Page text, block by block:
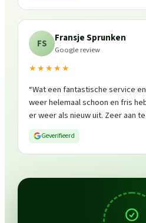
FS Fransje Sprunken
Google review
★★★★★
“Wat een fantastische service
weer helemaal schoon en fris
er weer als nieuw uit. Zeer aan
Geverifieerd